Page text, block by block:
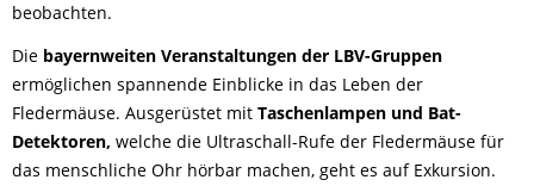
beobachten.
Die bayernweiten Veranstaltungen der LBV-Gruppen
ermöglichen spannende Einblicke in das Leben der
Fledermäuse. Ausgerüstet mit Taschenlampen und Bat-
Detektoren, welche die Ultraschall-Rufe der Fledermäuse für
das menschliche Ohr hörbar machen, geht es auf Exkursion.